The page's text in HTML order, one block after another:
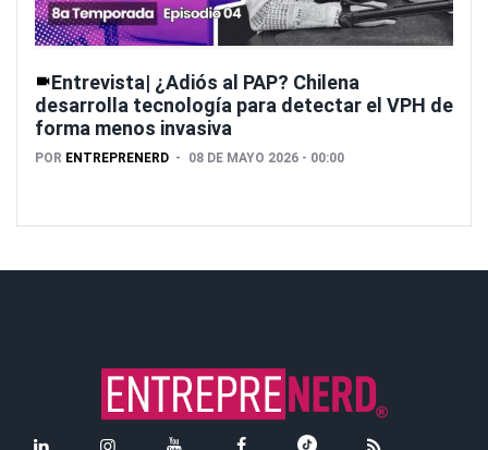
Entrevista| ¿Adiós al PAP? Chilena
desarrolla tecnología para detectar el VPH de
forma menos invasiva
POR ENTREPRENERD 08 DE MAYO 2026 - 00:00